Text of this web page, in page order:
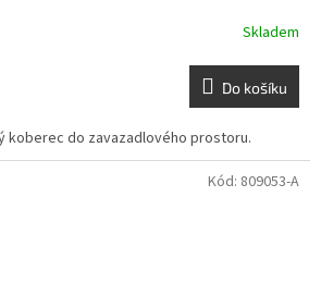
Skladem
Do košíku
koberec do zavazadlového prostoru.
Kód: 809053-A